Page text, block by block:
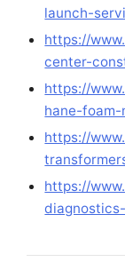
launch-
https://
center-
https://
hane-
https://
https://